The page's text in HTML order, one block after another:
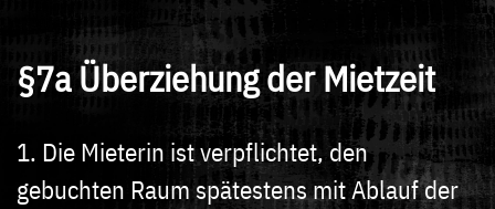
§7a Überziehung der Mietzeit
1. Die Mieterin ist verpflichtet, den
gebuchten Raum spätestens mit Ablauf der